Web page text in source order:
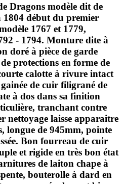
Dragons modèle dit de
1804 début du premier
1767 et 1779,
- 1794. Monture dite à
doré à pièce de garde
protections en forme de
calotte à rivure intact
de cuir filigrané de
à dos dans sa finition
tranchant contre
nettoyage laisse apparaitre
longue de 945mm, pointe
Bon fourreau de cuir
et rigide en très bon état
de laiton chape à
bouterolle à dard en